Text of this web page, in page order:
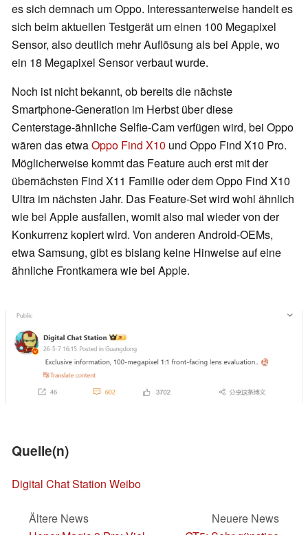
es sich demnach um Oppo. Interessanterweise handelt es
sich beim aktuellen Testgerät um einen 100 Megapixel
Sensor, also deutlich mehr Auflösung als bei Apple, wo
ein 18 Megapixel Sensor verbaut wurde.
Noch ist nicht bekannt, ob bereits die nächste
Smartphone-Generation im Herbst über diese
Centerstage-ähnliche Selfie-Cam verfügen wird, bei Oppo
wären das etwaOppo Find X10 und Oppo Find X10 Pro.
Möglicherweise kommt das Feature auch erst mit der
übernächsten Find X11 Familie oder dem Oppo Find X10
Ultra im nächsten Jahr. Das Feature-Set wird wohl ähnlich
wie bei Apple ausfallen, womit also mal wieder von der
Konkurrenz kopiert wird. Von anderen Android-OEMs,
etwa Samsung, gibt es bislang keine Hinweise auf eine
ähnliche Frontkamera wie bei Apple.
Quelle(n)
Digital Chat Station Weibo
Ältere News
Neuere News